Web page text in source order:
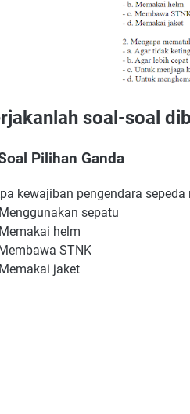
soal-soal
Pilihan Ganda
kewajiban pengendara
sepatu
helm
STNK
jaket